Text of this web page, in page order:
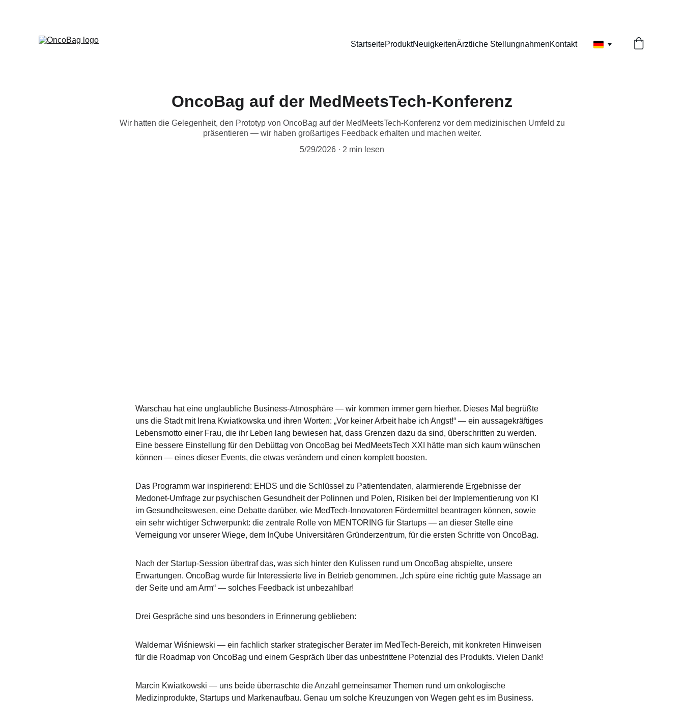
StartseiteProduktNeuigkeitenÄrztliche StellungnahmenKontakt
OncoBag auf der MedMeetsTech-Konferenz
Wir hatten die Gelegenheit, den Prototyp von OncoBag auf der MedMeetsTech-Konferenz vor dem medizinischen Umfeld zu
präsentieren — wir haben großartiges Feedback erhalten und machen weiter.
5/29/2026
2 min lesen
Warschau hat eine unglaubliche Business-Atmosphäre — wir kommen immer gern hierher. Dieses Mal begrüßte
uns die Stadt mit Irena Kwiatkowska und ihren Worten: „Vor keiner Arbeit habe ich Angst!“ — ein aussagekräftiges
Lebensmotto einer Frau, die ihr Leben lang bewiesen hat, dass Grenzen dazu da sind, überschritten zu werden.
Eine bessere Einstellung für den Debüttag von OncoBag bei MedMeetsTech XXI hätte man sich kaum wünschen
können — eines dieser Events, die etwas verändern und einen komplett boosten.
Das Programm war inspirierend: EHDS und die Schlüssel zu Patientendaten, alarmierende Ergebnisse der
Medonet-Umfrage zur psychischen Gesundheit der Polinnen und Polen, Risiken bei der Implementierung von KI
im Gesundheitswesen, eine Debatte darüber, wie MedTech-Innovatoren Fördermittel beantragen können, sowie
ein sehr wichtiger Schwerpunkt: die zentrale Rolle von MENTORING für Startups — an dieser Stelle eine
Verneigung vor unserer Wiege, dem InQube Universitären Gründerzentrum, für die ersten Schritte von OncoBag.
Nach der Startup-Session übertraf das, was sich hinter den Kulissen rund um OncoBag abspielte, unsere
Erwartungen. OncoBag wurde für Interessierte live in Betrieb genommen. „Ich spüre eine richtig gute Massage an
der Seite und am Arm“ — solches Feedback ist unbezahlbar!
Drei Gespräche sind uns besonders in Erinnerung geblieben:
Waldemar Wiśniewski — ein fachlich starker strategischer Berater im MedTech-Bereich, mit konkreten Hinweisen
für die Roadmap von OncoBag und einem Gespräch über das unbestrittene Potenzial des Produkts. Vielen Dank!
Marcin Kwiatkowski — uns beide überraschte die Anzahl gemeinsamer Themen rund um onkologische
Medizinprodukte, Startups und Markenaufbau. Genau um solche Kreuzungen von Wegen geht es im Business.